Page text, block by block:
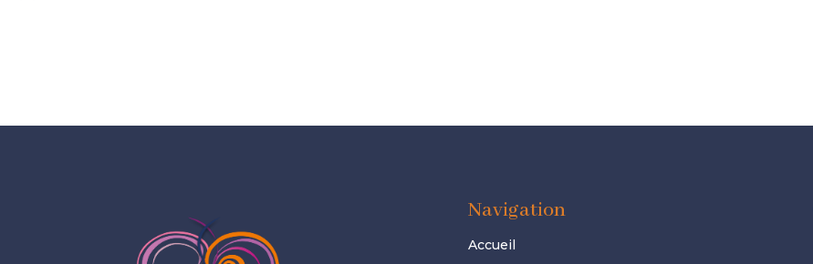
Navigation
Accueil